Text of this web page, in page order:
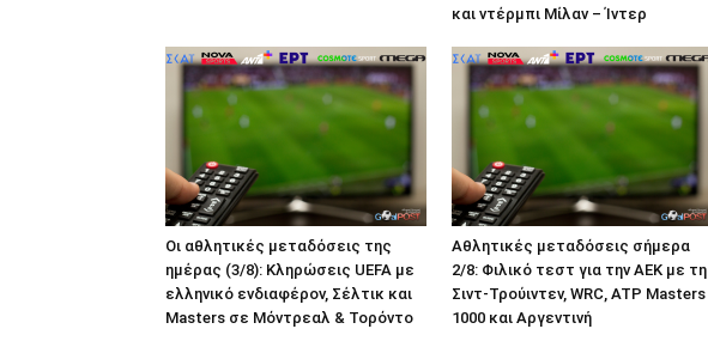
και ντέρμπι Μίλαν – Ίντερ
Οι αθλητικές μεταδόσεις της
ημέρας (3/8): Κληρώσεις UEFA με
ελληνικό ενδιαφέρον, Σέλτικ και
Masters σε Μόντρεαλ & Τορόντο
Αθλητικές μεταδόσεις σήμερα
2/8: Φιλικό τεστ για την ΑΕΚ με τη
Σιντ-Τρούιντεν, WRC, ATP Masters
1000 και Αργεντινή